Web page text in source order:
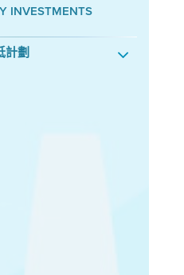
INVESTMENTS
計劃